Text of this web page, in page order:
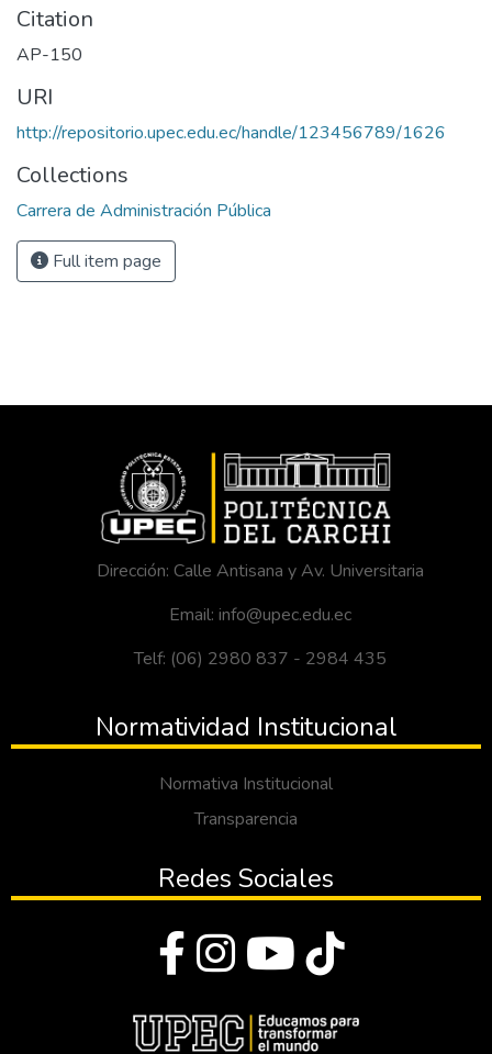
Citation
AP-150
URI
http://repositorio.upec.edu.ec/handle/123456789/1626
Collections
Carrera de Administración Pública
Full item page
Dirección: Calle Antisana y Av. Universitaria
Email: info@upec.edu.ec
Telf: (06) 2980 837 - 2984 435
Normatividad Institucional
Normativa Institucional
Transparencia
Redes Sociales